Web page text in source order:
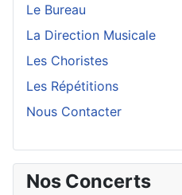
Le Bureau
La Direction Musicale
Les Choristes
Les Répétitions
Nous Contacter
Nos Concerts